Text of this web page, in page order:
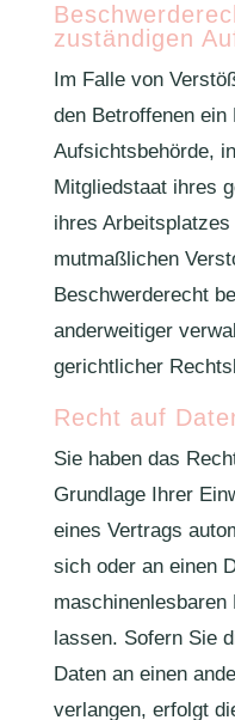
zuständigen
Im Falle von
den Betroffenen
Aufsichtsbehörde,
Mitgliedstaat ihres
ihres
mutmaßlichen
Beschwerderecht
anderweitiger
gerichtlicher
Recht auf
Sie haben das
Grundlage Ihrer
eines Vertrags
sich oder an einen
maschinenlesbaren
lassen. Sofern Sie
Daten an einen
verlangen, erfolgt